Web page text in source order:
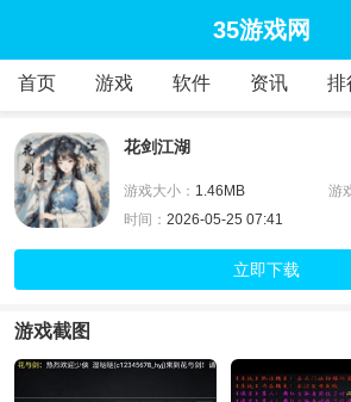
35游戏网
首页 游戏 软件 资讯 排
花剑江湖
游戏大小： 1.46MB 游
时间： 2026-05-25 07:41
立即下载
游戏截图